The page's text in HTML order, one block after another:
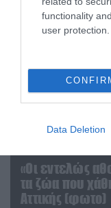
functionality
user protection.
Data Deletion
«Οι εντελώς
τα ζώα που
Αττικής (φωτο)